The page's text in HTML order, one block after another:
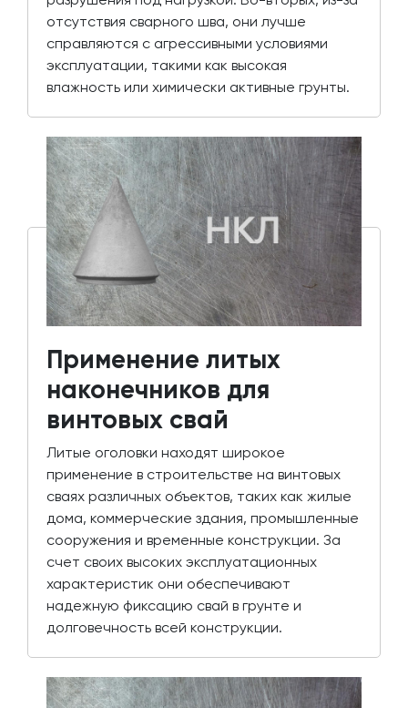
отсутствия сварного шва, они лучше
справляются с агрессивными условиями
эксплуатации, такими как высокая
влажность или химически активные грунты.
Применение литых
наконечников для
винтовых свай
Литые оголовки находят широкое
применение в строительстве на винтовых
сваях различных объектов, таких как жилые
дома, коммерческие здания, промышленные
сооружения и временные конструкции. За
счет своих высоких эксплуатационных
характеристик они обеспечивают
надежную фиксацию свай в грунте и
долговечность всей конструкции.